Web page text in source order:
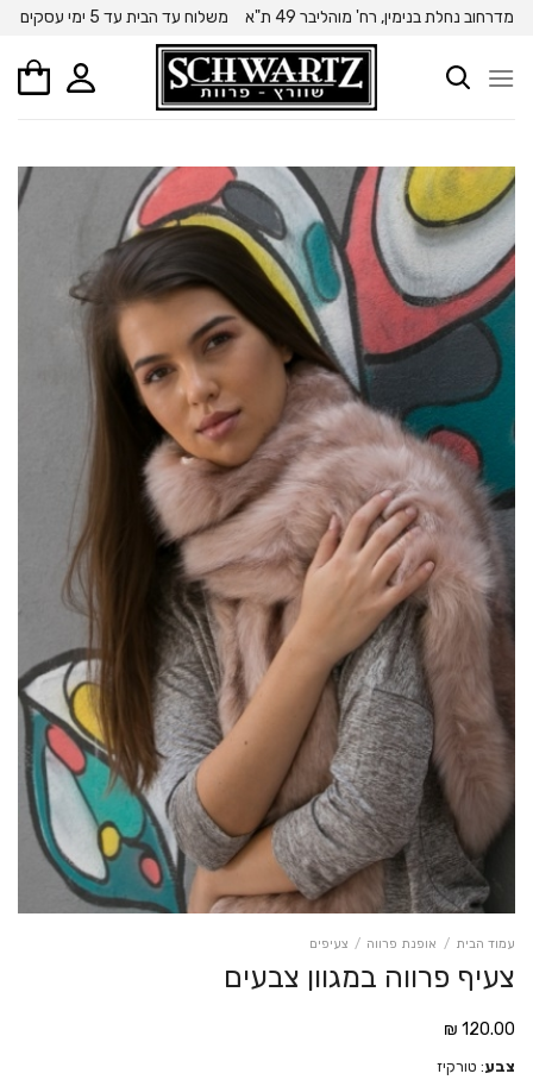
Skip
content
מדרחוב נחלת בנימין, רח' מוהליבר 49 ת"א משלוח עד הבית עד 5 ימי עסקים
עמוד הבית / אופנת פרווה / צעיפים
צעיף פרווה במגוון צבעים
120.00
₪
צבע: טורקיז